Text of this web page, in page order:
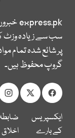
express.pk
سب سے زیادہ وزٹ
پر شائع شدہ تمام
گروپ محفوظ ہیں۔
ایکسپریس
کے بارے
اخلاق